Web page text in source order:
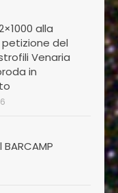
alla
del
Venaria
in